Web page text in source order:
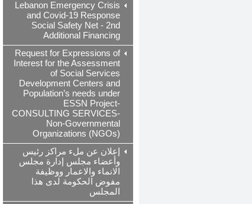
Lebanon Emergency Crisis
and Covid-19 Response
Social Safety Net - 2nd
Additional Financing
Request for Expressions of
Interest for the Assessment
of Social Services
Development Centers and
Population’s needs under
ESSN Project-
CONSULTING SERVICES-
Non-Governmental
Organizations (NGOs)
إعلان عن ملء مراكز رئيس
وأعضاء مجلس إدارة مجلس
الانماء والاعمار ووظيفة
مفوض الحكومة لدى هذا
المجلس